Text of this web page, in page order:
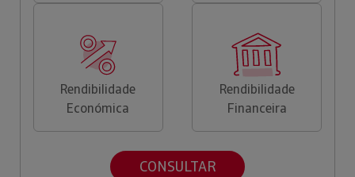
Rendibilidade
Económica
Rendibilidade
Financeira
CONSULTAR